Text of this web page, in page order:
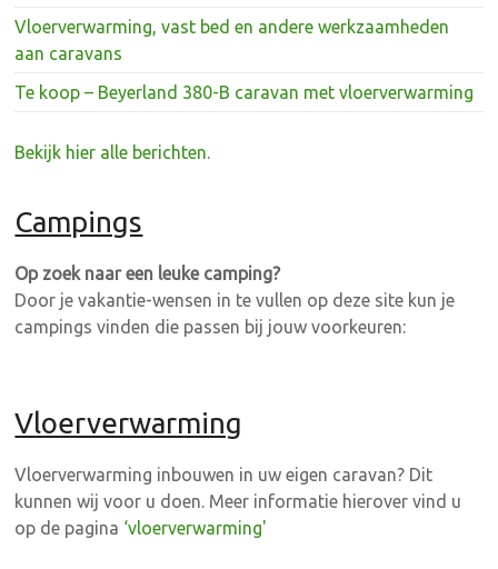
Vloerverwarming, vast bed en andere werkzaamheden
aan caravans
Te koop – Beyerland 380-B caravan met vloerverwarming
Bekijk hier alle berichten.
Campings
Op zoek naar een leuke camping?
Door je vakantie-wensen in te vullen op deze site kun je
campings vinden die passen bij jouw voorkeuren:
Vloerverwarming
Vloerverwarming inbouwen in uw eigen caravan? Dit
kunnen wij voor u doen. Meer informatie hierover vind u
op de pagina ‘vloerverwarming'